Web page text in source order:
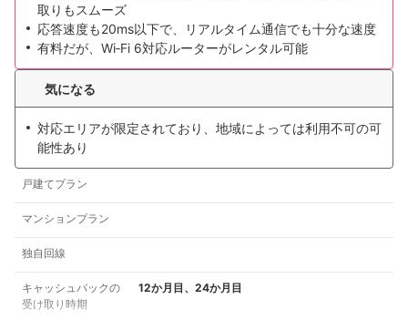
取りもスムーズ
応答速度も20ms以下で、リアルタイム通信でも十分な速度
有料だが、Wi‑Fi 6対応ルーターがレンタル可能
気になる
対応エリアが限定されており、地域によっては利用不可の可
能性あり
戸建てプラン
マンションプラン
独自回線
キャッシュバックの
受け取り時期
12か月目、24か月目